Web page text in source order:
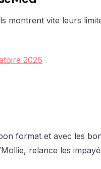
montrent vite leurs
2026
format et avec les
relance les